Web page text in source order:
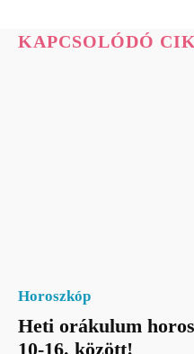
KAPCSOLÓDÓ
Horoszkóp
Heti orákulum
10-16. között!